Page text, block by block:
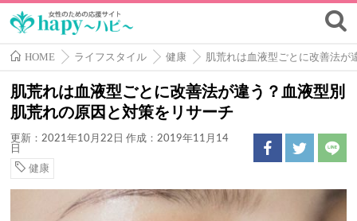
HOME ライフスタイル 健康 肌荒れは血液型ごとに改善法が
肌荒れは血液型ごとに改善法が違う？血液型別
肌荒れの原因と対策をリサーチ
更新：2021年10月22日 作成：2019年11月14
日
健康